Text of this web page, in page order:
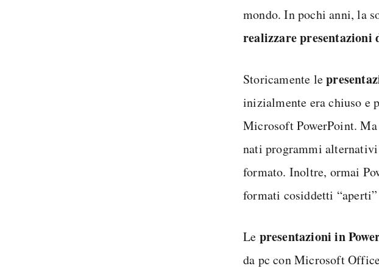
mondo. In pochi anni, la
realizzare presentazioni
Storicamente le
inizialmente era chiuso e
Microsoft PowerPoint.
nati programmi
formato. Inoltre, ormai
formati cosiddetti
Le presentazioni in
da pc con Microsoft